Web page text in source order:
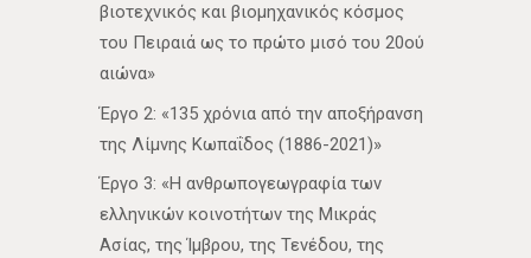
βιοτεχνικός και βιομηχανικός κόσμος
του Πειραιά ως το πρώτο μισό του 20ού
αιώνα»
Έργο 2: «135 χρόνια από την αποξήρανση
της Λίμνης Κωπαΐδος (1886-2021)»
Έργο 3: «Η ανθρωπογεωγραφία των
ελληνικών κοινοτήτων της Μικράς
Ασίας, της Ίμβρου, της Τενέδου, της